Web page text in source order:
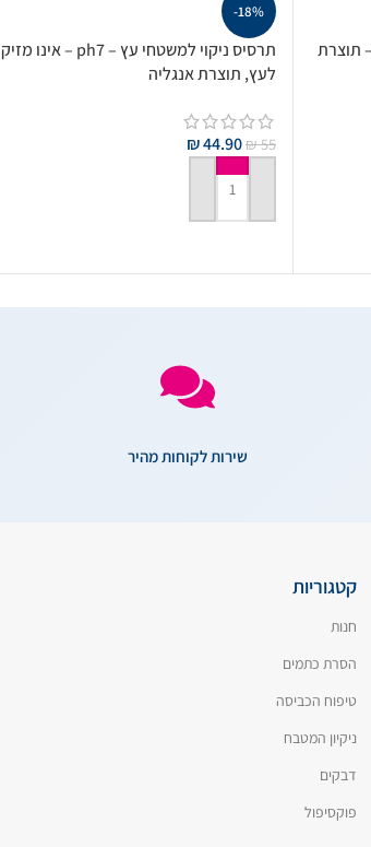
תוצרת
-18%
תרסיס ניקוי למשטחי עץ – ph7 – אינו מזיק
לעץ, תוצרת אנגליה
₪55
₪44.90
הוספה לסל
שירות לקוחות מהיר
קטגוריות
חנות
הסרת כתמים
טיפוח הכביסה
ניקיון המטבח
דבקים
פוקסיפול